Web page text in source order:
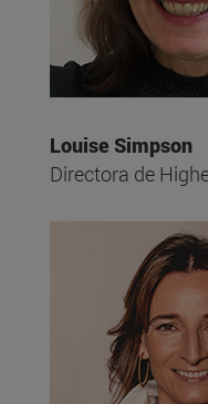
Louise Simpson
Directora de